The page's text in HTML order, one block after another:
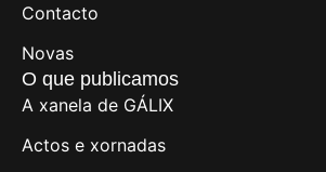
Contacto
Novas
O que publicamos
A xanela de GÁLIX
Actos e xornadas